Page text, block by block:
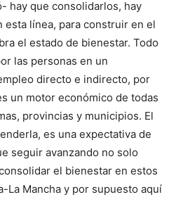
hay que consolidarlos, hay
esta línea, para construir en el
el estado de bienestar. Todo
las personas en un
directo e indirecto, por
un motor económico de todas
provincias y municipios. El
es una expectativa de
seguir avanzando no solo
el bienestar en estos
La Mancha y por supuesto aquí